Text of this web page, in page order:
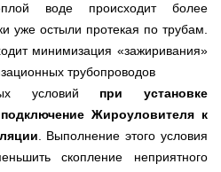
воде происходит более
уже остыли протекая по трубам.
минимизация «зажиривания»
трубопроводов
условий при установке
подключение Жироуловителя к
. Выполнение этого условия
скопление неприятного